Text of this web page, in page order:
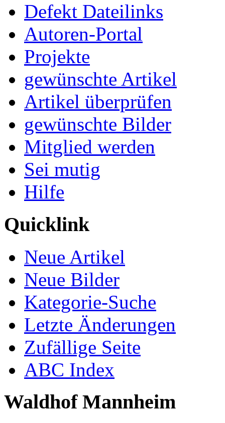
Defekt Dateilinks
Autoren-Portal
Projekte
gewünschte Artikel
Artikel überprüfen
gewünschte Bilder
Mitglied werden
Sei mutig
Hilfe
Quicklink
Neue Artikel
Neue Bilder
Kategorie-Suche
Letzte Änderungen
Zufällige Seite
ABC Index
Waldhof Mannheim